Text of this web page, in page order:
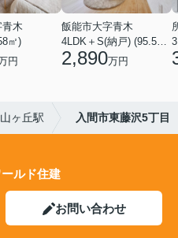
木
㎡)
円
飯能市大字青木
2,890万円
ヶ丘駅 入間市東藤沢5丁目
ルド住建
お問い合わせ